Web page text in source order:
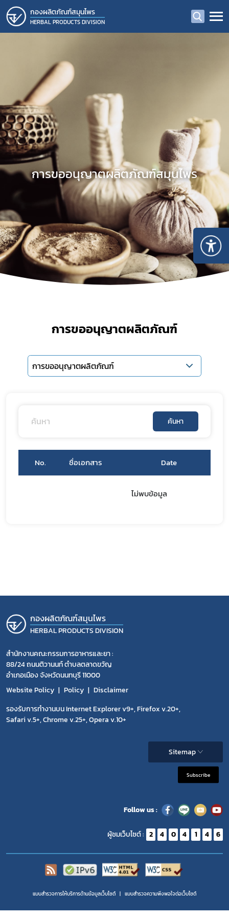
กองผลิตภัณฑ์สมุนไพร
HERBAL PRODUCTS DIVISION
การขออนุญาตผลิตภัณฑ์สมุนไพร
การขออนุญาตผลิตภัณฑ์
การขออนุญาตผลิตภัณฑ์
ค้นหา
No. ชื่อเอกสาร Date
ไม่พบข้อมูล
กองผลิตภัณฑ์สมุนไพร
HERBAL PRODUCTS DIVISION
สำนักงานคณะกรรมการอาหารและยา :
88/24 ถนนติวานนท์ ตำบลตลาดขวัญ
อำเภอเมือง จังหวัดนนทบุรี 11000
Website Policy
Policy
Disclaimer
รองรับการทำงานบน Internet Explorer v9+, Firefox v.20+,
Safari v.5+, Chrome v.25+, Opera v.10+
Sitemap
Subscribe
Follow us :
ผู้ชมเว็บไซต์ : 2 4 0 4 1 4 6
แบบสำรวจการให้บริการด้านข้อมูลเว็บไซต์ แบบสำรวจความพีงพอใจต่อเว็บไซต์
Subscribe
สมุนไพรใหม่
โควิด